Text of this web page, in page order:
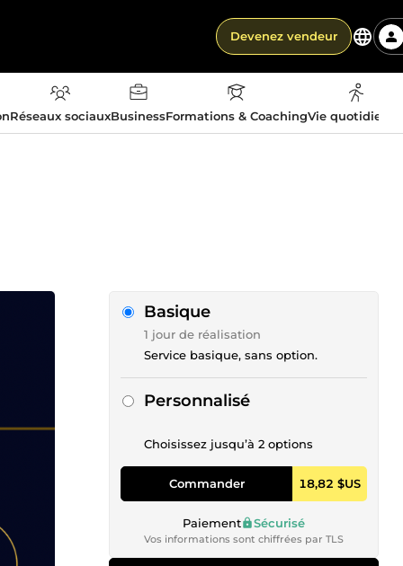
Devenez vendeur
Réseaux sociauxBusinessFormations & CoachingVie
Basique
1 jour de réalisation
Service basique, sans option.
Personnalisé
Choisissez jusqu’à 2 options
Commander 18,82 $US
Paiement Sécurisé
Vos informations sont chiffrées par TLS